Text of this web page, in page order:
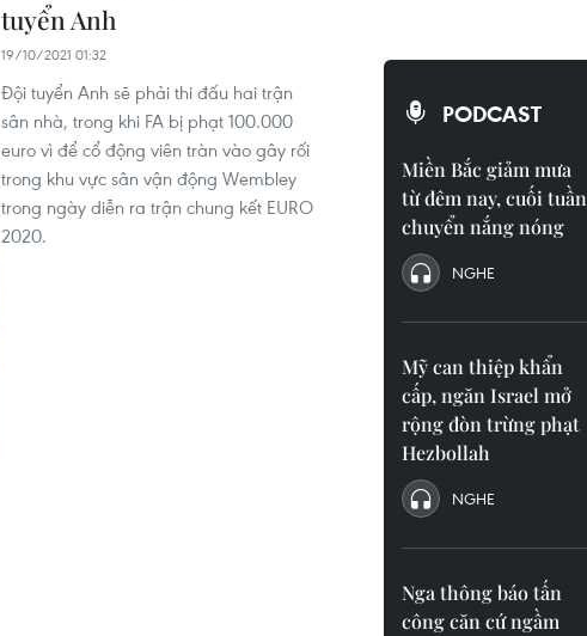
tuyển Anh
19/10/2021 01:32
Đội tuyển Anh sẽ phải thi đấu hai trận
sân nhà, trong khi FA bị phạt 100.000
euro vì để cổ động viên tràn vào gây rối
trong khu vực sân vận động Wembley
trong ngày diễn ra trận chung kết EURO
2020.
PODCAST
Miền Bắc giảm mưa
từ đêm nay, cuối tuần
chuyển nắng nóng
NGHE
Mỹ can thiệp khẩn
cấp, ngăn Israel mở
rộng đòn trừng phạt
Hezbollah
NGHE
Nga thông báo tấn
công căn cứ ngầm